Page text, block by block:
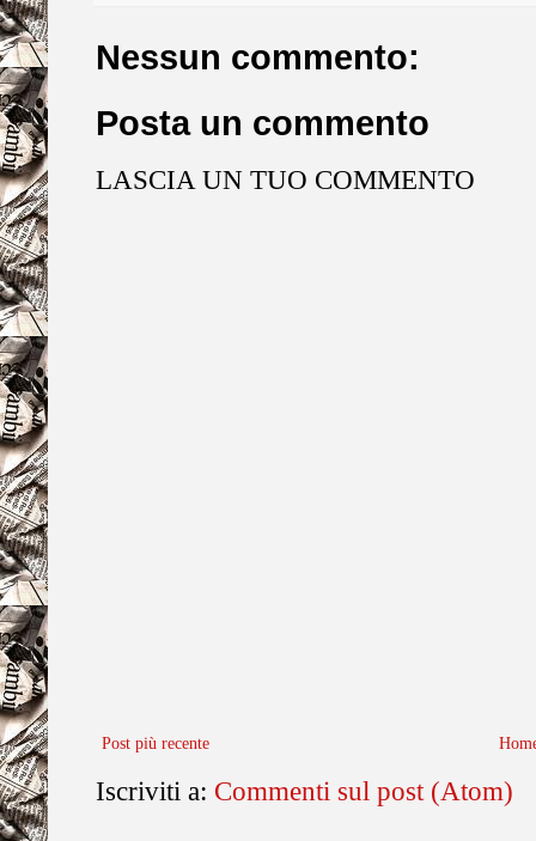
Nessun commento:
Posta un commento
LASCIA UN TUO COMMENTO
Post più recente
Iscriviti a: Commenti sul post (Atom)